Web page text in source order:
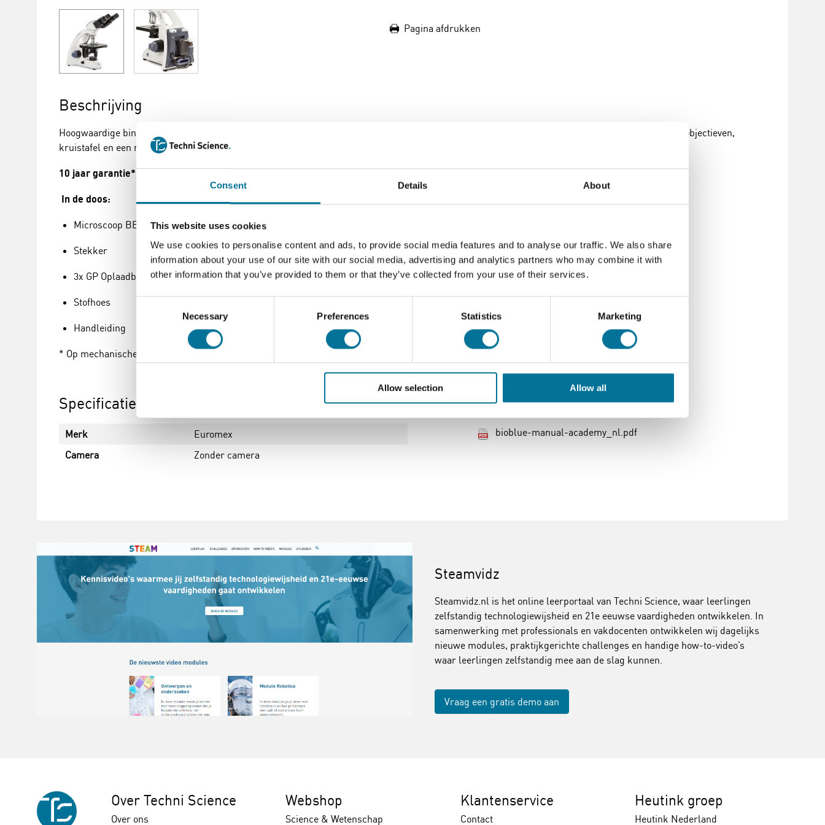
Consent Details About
This website uses cookies
We use cookies to personalise content and ads, to provide social media features and to analyse our traffic. We also share
information about your use of our site with our social media, advertising and analytics partners who may combine it with
other information that you’ve provided to them or that they’ve collected from your use of their services.
Necessary Preferences Statistics Marketing
Allow selection Allow all
Pagina afdrukken
Beschrijving
Hoogwaardige binoculaire microscoop voor educatie met NeoLED verlichting en een oplaadbare accu. Voorzien van drie semi-plan achromatische objectieven,
kruistafel en een regelbare condensor. Model BB. 4243-SP
10 jaar garantie*
In de doos:
Microscoop BB. 4243-SP
Stekker
3x GP Oplaadbare AA batterij NiMH 1800 mAh 1.2 V
Stofhoes
Handleiding
* Op mechanische onderdelen, 2 jaar op elektronica en 1 jaar op batterijen
Specificaties
Merk
Euromex
Camera
Zonder camera
Downloads
bioblue-manual-academy_nl.pdf
Steamvidz
Steamvidz.nl is het online leerportaal van Techni Science, waar leerlingen
zelfstandig technologiewijsheid en 21e eeuwse vaardigheden ontwikkelen. In
samenwerking met professionals en vakdocenten ontwikkelen wij dagelijks
nieuwe modules, praktijkgerichte challenges en handige how-to-video’s
waar leerlingen zelfstandig mee aan de slag kunnen.
Vraag een gratis demo aan
Over Techni Science
Over ons
Webshop
Science & Wetenschap
Klantenservice
Contact
Heutink groep
Heutink Nederland